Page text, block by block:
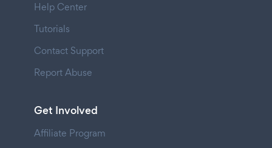
Help Center
Tutorials
Contact Support
Report Abuse
Get Involved
Affiliate Program